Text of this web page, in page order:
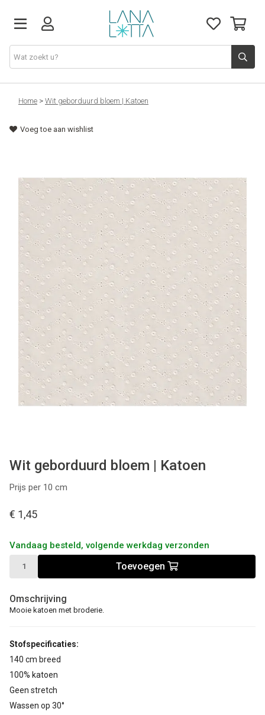
Stoffen
Fournituren
Patronen
Naaimachines
Workshops
Tips & tricks
Cadeaubon
Solden
Contact
Home > Wit geborduurd bloem | Katoen
Voeg toe aan wishlist
Wit geborduurd bloem | Katoen
Prijs per 10 cm
€ 1,45
Vandaag besteld, volgende werkdag verzonden
Toevoegen
Omschrijving
Mooie katoen met broderie.
Stofspecificaties:
140 cm breed
100% katoen
Geen stretch
Wassen op 30°